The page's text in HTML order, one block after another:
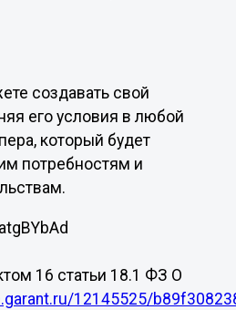
создавать свой
его условия в любой
который будет
потребностям и
16 статьи 18.1 ФЗ О
12145525/